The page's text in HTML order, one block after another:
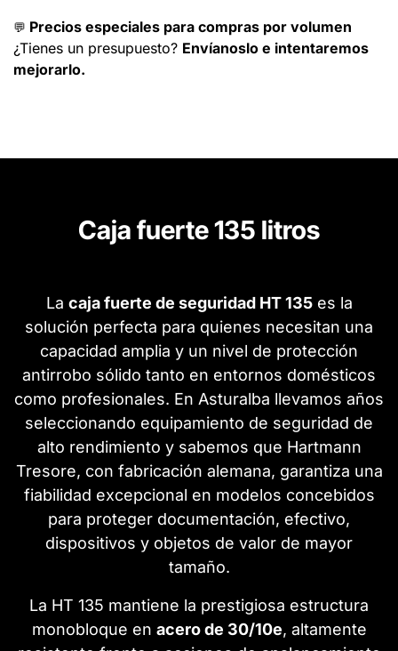
💬 Precios especiales para compras por volumen
¿Tienes un presupuesto? Envíanoslo e intentaremos
mejorarlo.
Caja fuerte 135 litros
La caja fuerte de seguridad HT 135es la
solución perfecta para quienes necesitan una
capacidad amplia y un nivel de protección
antirrobo sólido tanto en entornos domésticos
como profesionales. En Asturalba llevamos años
seleccionando equipamiento de seguridad de
alto rendimiento y sabemos que Hartmann
Tresore, con fabricación alemana, garantiza una
fiabilidad excepcional en modelos concebidos
para proteger documentación, efectivo,
dispositivos y objetos de valor de mayor
tamaño.
La HT 135 mantiene la prestigiosa estructura
monobloque en acero de 30/10e, altamente